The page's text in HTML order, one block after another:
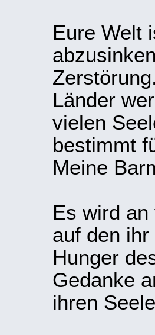
Eure Welt
Länder
vielen
bestimmt
Meine
Es wird
auf den
Hunger
Gedanke
ihren